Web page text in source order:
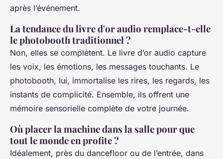
après l’événement.
La tendance du livre d'or audio remplace-t-elle
le photobooth traditionnel ?
Non, elles se complètent. Le livre d’or audio capture
les voix, les émotions, les messages touchants. Le
photobooth, lui, immortalise les rires, les regards, les
instants de complicité. Ensemble, ils offrent une
mémoire sensorielle complète de votre journée.
Où placer la machine dans la salle pour que
tout le monde en profite ?
Idéalement, près du dancefloor ou de l’entrée, dans